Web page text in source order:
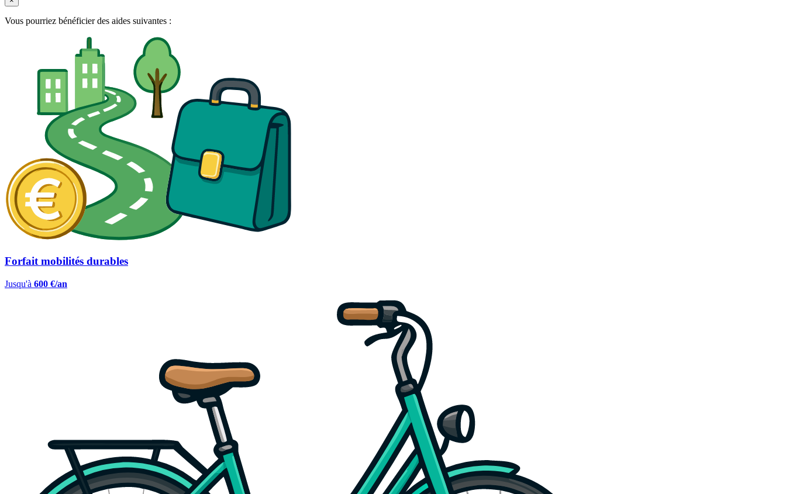
Vous pourriez bénéficier des aides suivantes :
Forfait mobilités durables
Jusqu'à 600 €/an